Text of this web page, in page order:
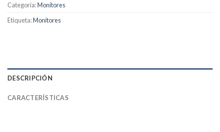
Categoría:Monitores
Etiqueta:Monitores
DESCRIPCIÓN
CARACTERÍSTICAS